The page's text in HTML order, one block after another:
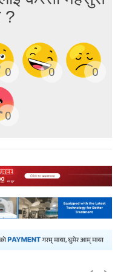
?
0 0 0
0